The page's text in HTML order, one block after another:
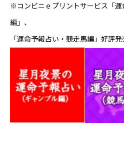
※コンビニｅプリントサービス「
編」、
「運命予報占い・競走馬編」好評発